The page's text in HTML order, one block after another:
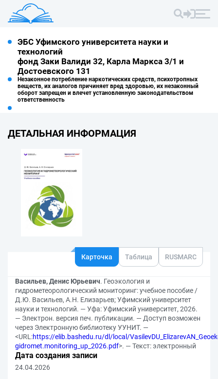
ЭБС Уфимского университета науки и
технологий
фонд Заки Валиди 32, Карла Маркса 3/1 и
Достоевского 131
Незаконное потребление наркотических средств, психотропных
веществ, их аналогов причиняет вред здоровью, их незаконный
оборот запрещен и влечет установленную законодательством
ответственность
ДЕТАЛЬНАЯ ИНФОРМАЦИЯ
Карточка Таблица RUSMARC
Васильев, Денис Юрьевич. Геоэкология и
гидрометеорологический мониторинг: учебное пособие /
Д.Ю. Васильев, А.Н. Елизарьев; Уфимский университет
науки и технологий. — Уфа: Уфимский университет, 2026.
— Электрон. версия печ. публикации. — Доступ возможен
через Электронную библиотеку УУНИТ. —
<URL:https://elib.bashedu.ru/dl/local/
gidromet.monitoring_up_2026.pdf>. — Текст: электронный
Дата создания записи
24.04.2026